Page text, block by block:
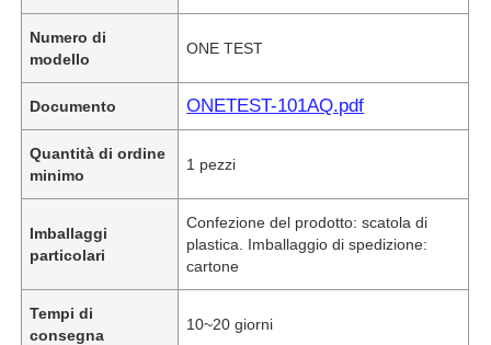
Numero di
modello
ONE TEST
Documento ONETEST-101AQ.pdf
Quantità di ordine
minimo
1 pezzi
Imballaggi
particolari
Confezione del prodotto: scatola di
plastica. Imballaggio di spedizione:
cartone
Tempi di
consegna
10~20 giorni